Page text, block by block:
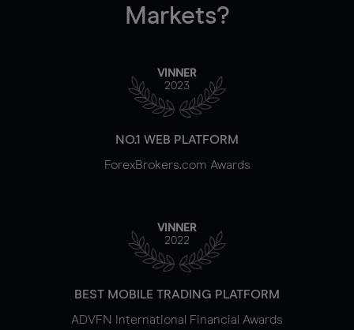
Markets?
VINNER
2023
NO.1 WEB PLATFORM
ForexBrokers.com Awards
VINNER
2022
BEST MOBILE TRADING PLATFORM
ADVFN International Financial Awards